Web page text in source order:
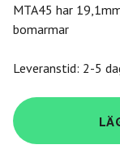
MTA45 har
bomarmar
Leveranstid: 2-5
Tama
MTA45
mängd